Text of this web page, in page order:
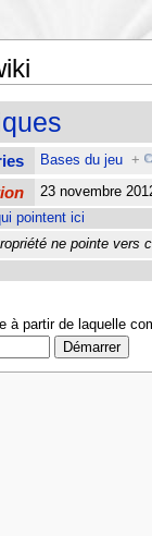
Bases du jeu +
23 novembre
pointent ici
ne pointe vers
à partir de laquelle